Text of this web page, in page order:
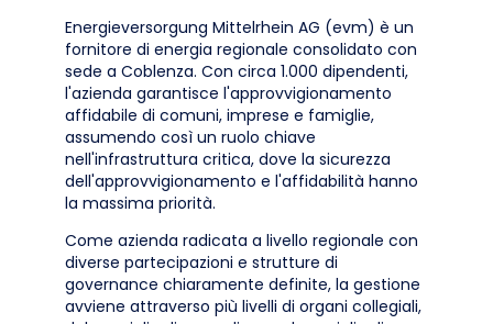
Energieversorgung Mittelrhein AG (evm) è un
fornitore di energia regionale consolidato con
sede a Coblenza. Con circa 1.000 dipendenti,
l'azienda garantisce l'approvvigionamento
affidabile di comuni, imprese e famiglie,
assumendo così un ruolo chiave
nell'infrastruttura critica, dove la sicurezza
dell'approvvigionamento e l'affidabilità hanno
la massima priorità.
Come azienda radicata a livello regionale con
diverse partecipazioni e strutture di
governance chiaramente definite, la gestione
avviene attraverso più livelli di organi collegiali,